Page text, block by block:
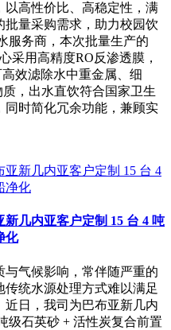
高性价比、高稳定性，满
批量采购需求，助力校园饮
服务商，本次批量生产的
采用高精度RO反渗透膜，
效滤除水中重金属、细
，出水直饮符合国家卫生
时简化冗余功能，兼顾实
几内亚客户定制 15 台 4 吨
化
气候影响，常伴随严重的
统水源处理方式难以满足
日，我司为巴布亚新几内
级石英砂 + 活性炭复合前置